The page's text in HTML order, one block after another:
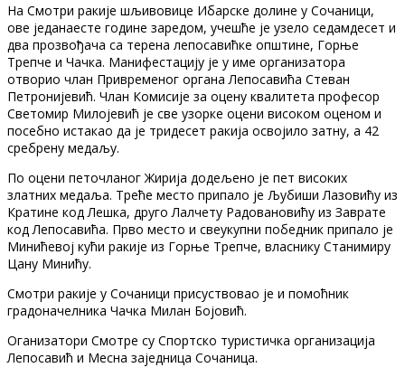
На Смотри ракије шљивовице Ибарске долине у Сочаници,
ове једанаесте године заредом, учешће је узело седамдесет и
два прозвођача са терена лепосавићке општине, Горње
Трепче и Чачка. Манифестацију је у име организатора
отворио члан Привременог органа Лепосавића Стеван
Петронијевић. Члан Комисије за оцену квалитета професор
Светомир Милојевић је све узорке оцени високом оценом и
посебно истакао да је тридесет ракија освојило затну, а 42
сребрену медаљу.
По оцени петочланог Жирија додељено је пет високих
златних медаља. Треће место припало је Љубиши Лазовићу из
Кратине код Лешка, друго Лалчету Радовановићу из Заврате
код Лепосавића. Прво место и свеукупни победник припало је
Минићевој кући ракије из Горње Трепче, власнику Станимиру
Цану Минићу.
Смотри ракије у Сочаници присуствовао је и помоћник
градоначелника Чачка Милан Бојовић.
Оганизатори Смотре су Спортско туристичка организација
Лепосавић и Месна заједница Сочаница.